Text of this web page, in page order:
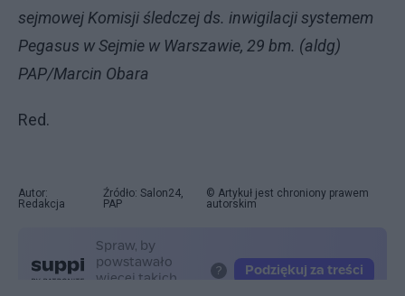
sejmowej Komisji śledczej ds. inwigilacji systemem
Pegasus w Sejmie w Warszawie, 29 bm. (aldg)
PAP/Marcin Obara
Red.
Autor:
Redakcja
Źródło: Salon24,
PAP
© Artykuł jest chroniony prawem
autorskim